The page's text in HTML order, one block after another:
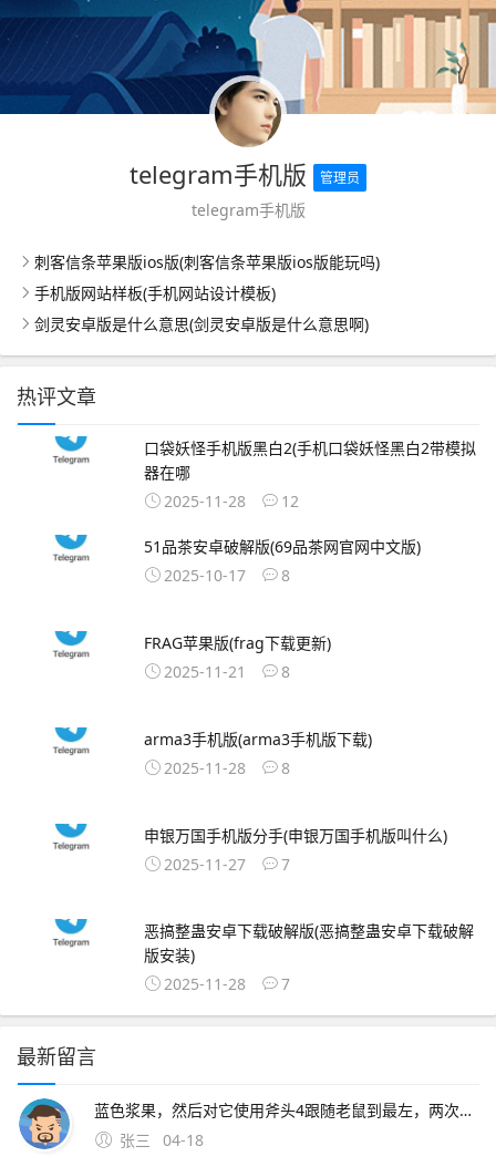
telegram手机版 管理员
telegram手机版
刺客信条苹果版ios版(刺客信条苹果版ios版能玩吗)
手机版网站样板(手机网站设计模板)
剑灵安卓版是什么意思(剑灵安卓版是什么意思啊)
热评文章
口袋妖怪手机版黑白2(手机口袋妖怪黑白2带模拟
器在哪
2025-11-28
12
51品茶安卓破解版(69品茶网官网中文版)
2025-10-17
8
FRAG苹果版(frag下载更新)
2025-11-21
8
arma3手机版(arma3手机版下载)
2025-11-28
8
申银万国手机版分手(申银万国手机版叫什么)
2025-11-27
7
恶搞整蛊安卓下载破解版(恶搞整蛊安卓下载破解
版安装)
2025-11-28
7
最新留言
蓝色浆果，然后对它使用斧头4跟随老鼠到最左，两次对话，问老鼠有没有梳子。2、猫咪的救命稻草一定要在奶酪有效洞口附近绑椅子并守尸，这样猫咪可以在守尸的时候破坏其他老鼠的速推计划，避免第一只老鼠刚放飞其他
张三
04-18